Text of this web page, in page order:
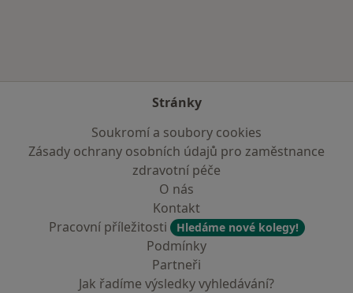
Stránky
Soukromí a soubory cookies
Zásady ochrany osobních údajů pro zaměstnance
zdravotní péče
O nás
Kontakt
Pracovní příležitosti
Hledáme nové kolegy!
Podmínky
Partneři
Jak řadíme výsledky vyhledávání?